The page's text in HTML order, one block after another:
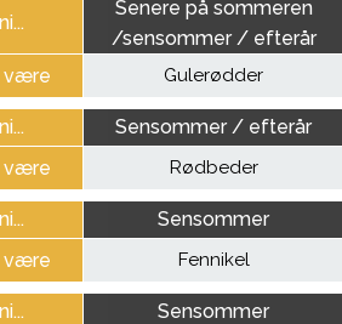
være
Senere på sommeren
/sensommer / efterår
Gulerødder
være
Sensommer / efterår
Rødbeder
være
Sensommer
Fennikel
Sensommer